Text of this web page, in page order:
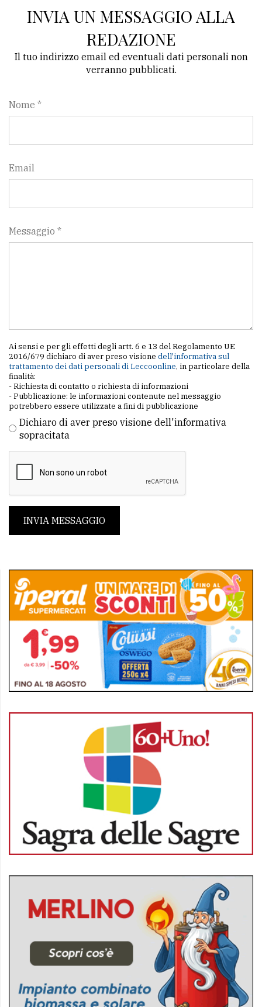
INVIA UN MESSAGGIO ALLA
REDAZIONE
Il tuo indirizzo email ed eventuali dati personali non
verranno pubblicati.
Nome *
Email
Messaggio *
Ai sensi e per gli effetti degli artt. 6 e 13 del Regolamento UE
2016/679 dichiaro di aver preso visione dell'informativa sul
trattamento dei dati personali di Leccoonline, in particolare della
finalità:
- Richiesta di contatto o richiesta di informazioni
- Pubblicazione: le informazioni contenute nel messaggio
potrebbero essere utilizzate a fini di pubblicazione
Dichiaro di aver preso visione dell'informativa
sopracitata
INVIA MESSAGGIO